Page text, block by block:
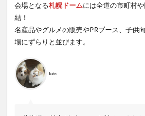
会場となる札幌ドームには全道の市町村
結！
名産品やグルメの販売やPRブース、子供
場にずらりと並びます。
kato